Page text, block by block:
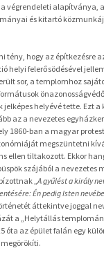
végrendeleti alapítványa,
és kitartó
tény, hogy az építkezésre
helyi felerősödésével
sor, a templomhoz
önazonosságvédő
jelképes helyévé tette. Ezt a
az a nevezetes
1860-ban a magyar
megszüntetni
ellen tiltakozott. Ekkor
szájából a nevezetes
„ A gyűlést a király
Én pedig Isten
áttekintve joggal
a „Helytállás
óta az épület falán egy